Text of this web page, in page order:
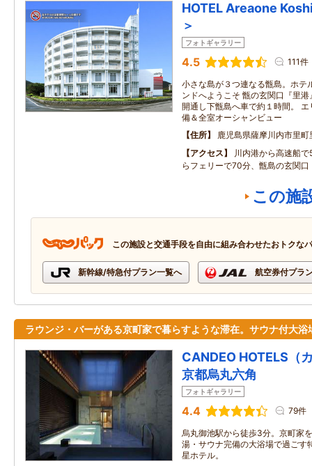
HOTEL Areaone
＞
フォトギャラリー
4.5 111件
小さな島が３つ連なる甑島。ホテ
ンドへようこそ 甑の玄関口『里
開通し下甑島へ車で約１時間。
備＆全室オーシャンビュー
住所
鹿児島県薩摩川内市里
アクセス
川内港から高速船
らフェリーで70分、甑島の玄関
この施
この施設と交通手段を自由に組み合わせたおトクな
新幹線/特急付プラン一覧へ 航空券付プラ
ラウンジ・バーがある京町家で暮らすような滞在。サウナ付大浴
CANDEO HOTELS（
京都烏丸六角
フォトギャラリー
4.4 79件
烏丸御池駅から徒歩3分。京町家
湯・サウナ完備の大浴場で過ごす
星ホテル。